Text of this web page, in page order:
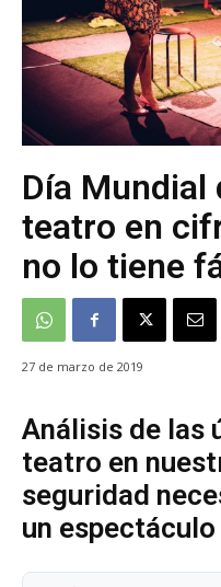
Día Mundial
teatro en
no lo tiene
27 de marzo de 2019
Análisis de las
teatro en
seguridad
un